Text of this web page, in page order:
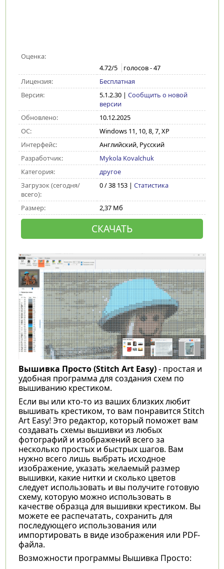
Оценка:
4.72/5 голосов -47
Лицензия:
Бесплатная
Версия:
5.1.2.30| Сообщить о новой
версии
Обновлено:
10.12.2025
ОС:
Windows 11, 10, 8, 7, XP
Интерфейс:
Английский, Русский
Разработчик:
Mykola Kovalchuk
Категория:
другое
Загрузок (сегодня/
всего):
0 / 38 153 | Статистика
Размер: 2,37 Мб
СКАЧАТЬ
Вышивка Просто (Stitch Art Easy)- простая и
удобная программа для создания схем по
вышиванию крестиком.
Если вы или кто-то из ваших близких любит
вышивать крестиком, то вам понравится Stitch
Art Easy! Это редактор, который поможет вам
создавать схемы вышивки из любых
фотографий и изображений всего за
несколько простых и быстрых шагов. Вам
нужно всего лишь выбрать исходное
изображение, указать желаемый размер
вышивки, какие нитки и сколько цветов
следует использовать и вы получите готовую
схему, которую можно использовать в
качестве образца для вышивки крестиком. Вы
можете ее распечатать, сохранить для
последующего использования или
импортировать в виде изображения или PDF-
файла.
Возможности программы Вышивка Просто: